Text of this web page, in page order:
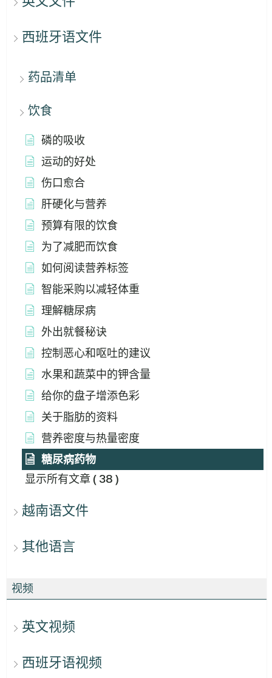
西班牙语文件
药品清单
饮食
磷的吸收
运动的好处
伤口愈合
肝硬化与营养
预算有限的饮食
为了减肥而饮食
如何阅读营养标签
智能采购以减轻体重
理解糖尿病
外出就餐秘诀
控制恶心和呕吐的建议
水果和蔬菜中的钾含量
给你的盘子增添色彩
关于脂肪的资料
营养密度与热量密度
糖尿病药物
显示所有文章 ( 38 )
越南语文件
其他语言
视频
英文视频
西班牙语视频